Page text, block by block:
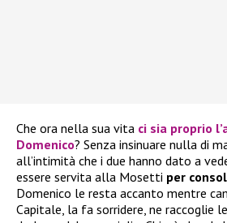
Che ora nella sua vita ci sia proprio
Domenico? Senza insinuare nulla di
all’intimità che i due hanno dato a
essere servita alla Mosetti per
Domenico le resta accanto mentre
Capitale, la fa sorridere, ne raccoglie